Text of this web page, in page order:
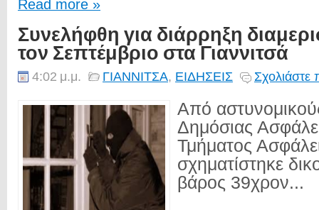
Read more »
Συνελήφθη για διάρρηξη
τον Σεπτέμβριο στα Γιαννιτσά
4:02 μ.μ. ΓΙΑΝΝΙΤΣΑ, ΕΙΔΗΣΕΙΣ Σχολιάστε
Από
Δημόσιας
Τμήματος
σχηματίστηκε
βάρος 39χρον...